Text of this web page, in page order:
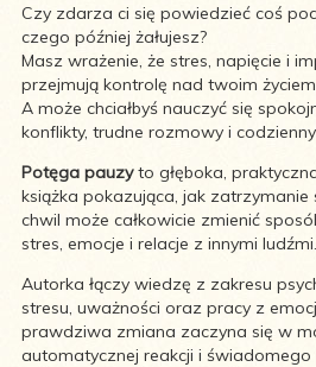
Czy zdarza ci się powiedzieć coś
czego później żałujesz?
Masz wrażenie, że stres, napięcie i
przejmują kontrolę nad twoim
A może chciałbyś nauczyć się
konflikty, trudne rozmowy i
Potęga pauzyto głęboka,
książka pokazująca, jak zatrzymanie
chwil może całkowicie zmienić
stres, emocje i relacje z innymi ludźmi.
Autorka łączy wiedzę z zakresu
stresu, uważności oraz pracy z
prawdziwa zmiana zaczyna się w
automatycznej reakcji i świadomego